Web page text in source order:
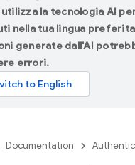
la tecnologia AI
nella tua lingua
generate dall'AI
errori.
Documentation